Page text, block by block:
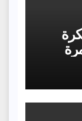
2026 للمرة